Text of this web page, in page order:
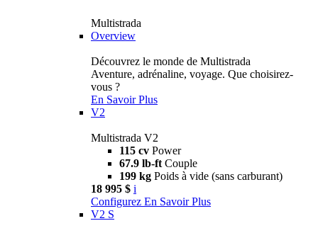
Multistrada
Overview
Découvrez le monde de Multistrada
Aventure, adrénaline, voyage. Que choisirez-
vous ?
En Savoir Plus
V2
Multistrada V2
115 cv Power
67.9 lb-ft Couple
199 kg Poids à vide (sans carburant)
18 995 $ i
Configurez En Savoir Plus
V2 S